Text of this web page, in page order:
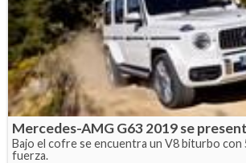
Mercedes-AMG G63 2019 se
Bajo el cofre se encuentra un V8 biturbo con
fuerza.